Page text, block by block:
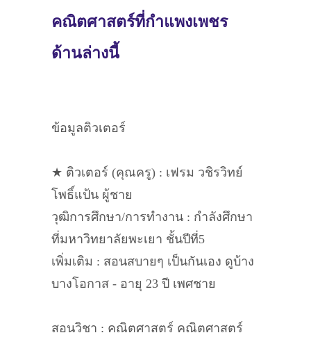
คณิตศาสตร์ที่กำแพงเพชร
ด้านล่างนี้
ข้อมูลติวเตอร์
★ ติวเตอร์ (คุณครู) : เฟรม วชิรวิทย์
โพธิ์แป้น ผู้ชาย
วุฒิการศึกษา/การทำงาน : กำลังศึกษา
ที่มหาวิทยาลัยพะเยา ชั้นปีที่5
เพิ่มเติม : สอนสบายๆ เป็นกันเอง ดูบ้าง
บางโอกาส - อายุ 23 ปี เพศชาย
สอนวิชา : คณิตศาสตร์ คณิตศาสตร์